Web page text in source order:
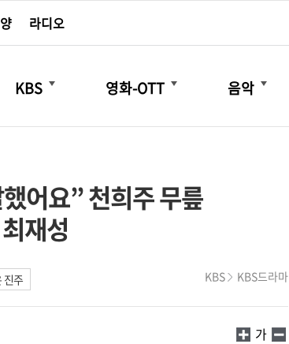
라디오
KBS
더보기
영화-OTT
더보기
음악
더보기
어요” 천희주 무릎
재성
진주 KBS KBS드라마
가